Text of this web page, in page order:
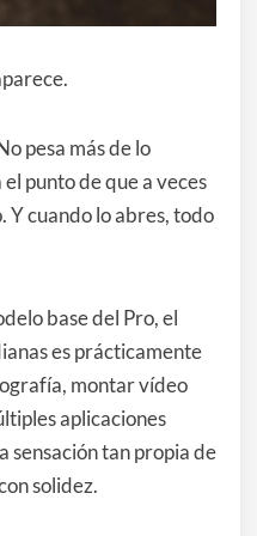
pesa más de lo
punto de que a veces
Y cuando lo abres, todo
base del Pro, el
es prácticamente
montar vídeo
aplicaciones
sensación tan propia de
solidez.